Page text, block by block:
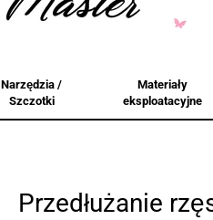
Narzędzia /
Szczotki
Materiały
eksploatacyjne
Przedłużanie